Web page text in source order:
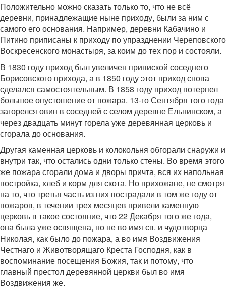
Положительно можно сказать только то, что не всё
деревни, принадлежащие ныне приходу, были за ним с
самого его основания. Например, деревни Кабачино и
Питино приписаны к приходу по упразднении Череповского
Воскресенского монастыря, за коим до тех пор и состояли.
В 1830 году приход был увеличен припиской соседнего
Борисовского прихода, а в 1850 году этот приход снова
сделался самостоятельным. В 1858 году приход потерпел
большое опустошение от пожара. 13-го Сентября того года
загорелся овин в соседней с селом деревне Ельнинском, а
через двадцать минут горела уже деревянная церковь и
сгорала до основания.
Другая каменная церковь и колокольня обгорали снаружи и
внутри так, что остались одни только стены. Во время этого
же пожара сгорали дома и дворы причта, вся их напольная
постройка, хлеб и корм для скота. Но прихожане, не смотря
на то, что третья часть из них пострадали в том же году от
пожаров, в течении трех месяцев привели каменную
церковь в такое состояние, что 22 Декабря того же года,
она была уже освящена, но не во имя св. и чудотворца
Николая, как было до пожара, а во имя Воздвижения
Честнаго и Животворящаго Креста Господня, как в
воспоминание посещения Божия, так и потому, что
главный престол деревянной церкви был во имя
Воздвижения же.